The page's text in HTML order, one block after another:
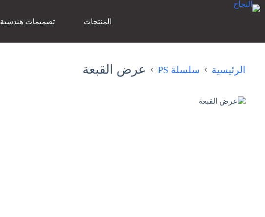
التجاوز
إلى
المنتجات تصميمات هندسية
الرئيسية سلسلة PS عرض القبعة